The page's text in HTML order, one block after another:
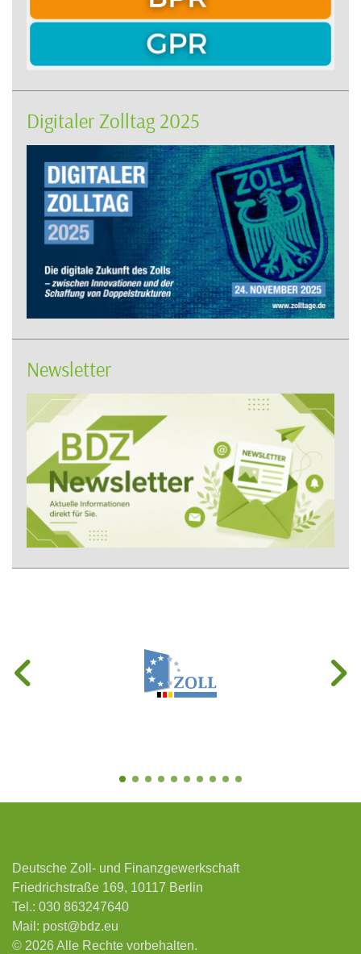
Digitaler Zolltag 2025
Newsletter
Deutsche Zoll- und Finanzgewerkschaft
Friedrichstraße 169, 10117 Berlin
Tel.: 030 863247640
Mail: post@bdz.eu
© 2026 Alle Rechte vorbehalten.